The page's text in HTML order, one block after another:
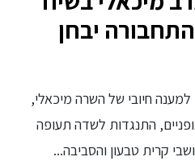
יבחן
הכביש המחבר
לרכבת העמק"
חיובי של השרה מיכאלי,
התנגדות לשדה תעופה
קרית טבעון והסביבה...